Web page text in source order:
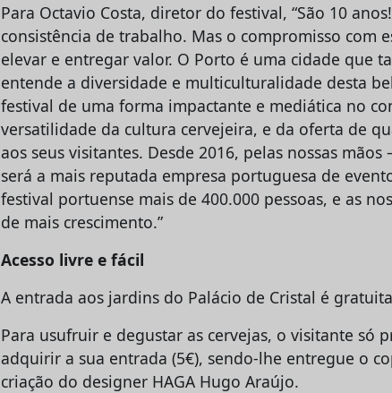
Para Octavio Costa, diretor do festival, “São 10
consistência de trabalho. Mas o compromisso com
elevar e entregar valor. O Porto é uma cidade que
entende a diversidade e multiculturalidade desta
festival de uma forma impactante e mediática no
versatilidade da cultura cervejeira, e da oferta de
aos seus visitantes. Desde 2016, pelas nossas mãos
será a mais reputada empresa portuguesa de
festival portuense mais de 400.000 pessoas, e as
de mais crescimento.”
Acesso livre e fácil
A entrada aos jardins do Palácio de Cristal é
Para usufruir e degustar as cervejas, o visitante só
adquirir a sua entrada (5€), sendo-lhe entregue o
criação do designer HAGA Hugo Araújo.